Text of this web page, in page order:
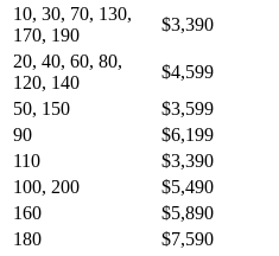
10, 30, 70, 130,
170, 190
$3,390
20, 40, 60, 80,
120, 140
$4,599
50, 150
$3,599
90
$6,199
110
$3,390
100, 200
$5,490
160
$5,890
180
$7,590